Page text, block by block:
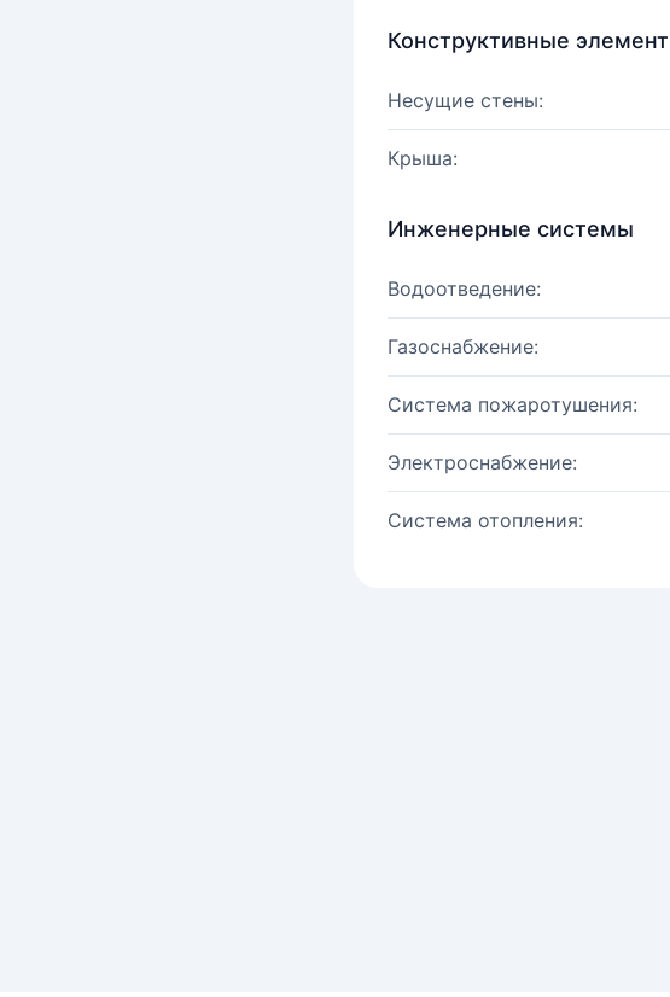
Конструктивные
Несущие стены:
Крыша:
Инженерные системы
Водоотведение:
Газоснабжение:
Система пожаротушения:
Электроснабжение:
Система отопления: